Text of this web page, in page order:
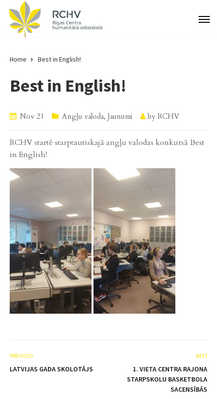
Home Best in English!
Best in English!
Nov 21 Angļu valoda, Jaunumi by RCHV
RCHV startē starptautiskajā angļu valodas konkursā Best
in English!
PREVIOUS
LATVIJAS GADA SKOLOTĀJS
NEXT
1. VIETA CENTRA RAJONA
STARPSKOLU BASKETBOLA
SACENSĪBĀS